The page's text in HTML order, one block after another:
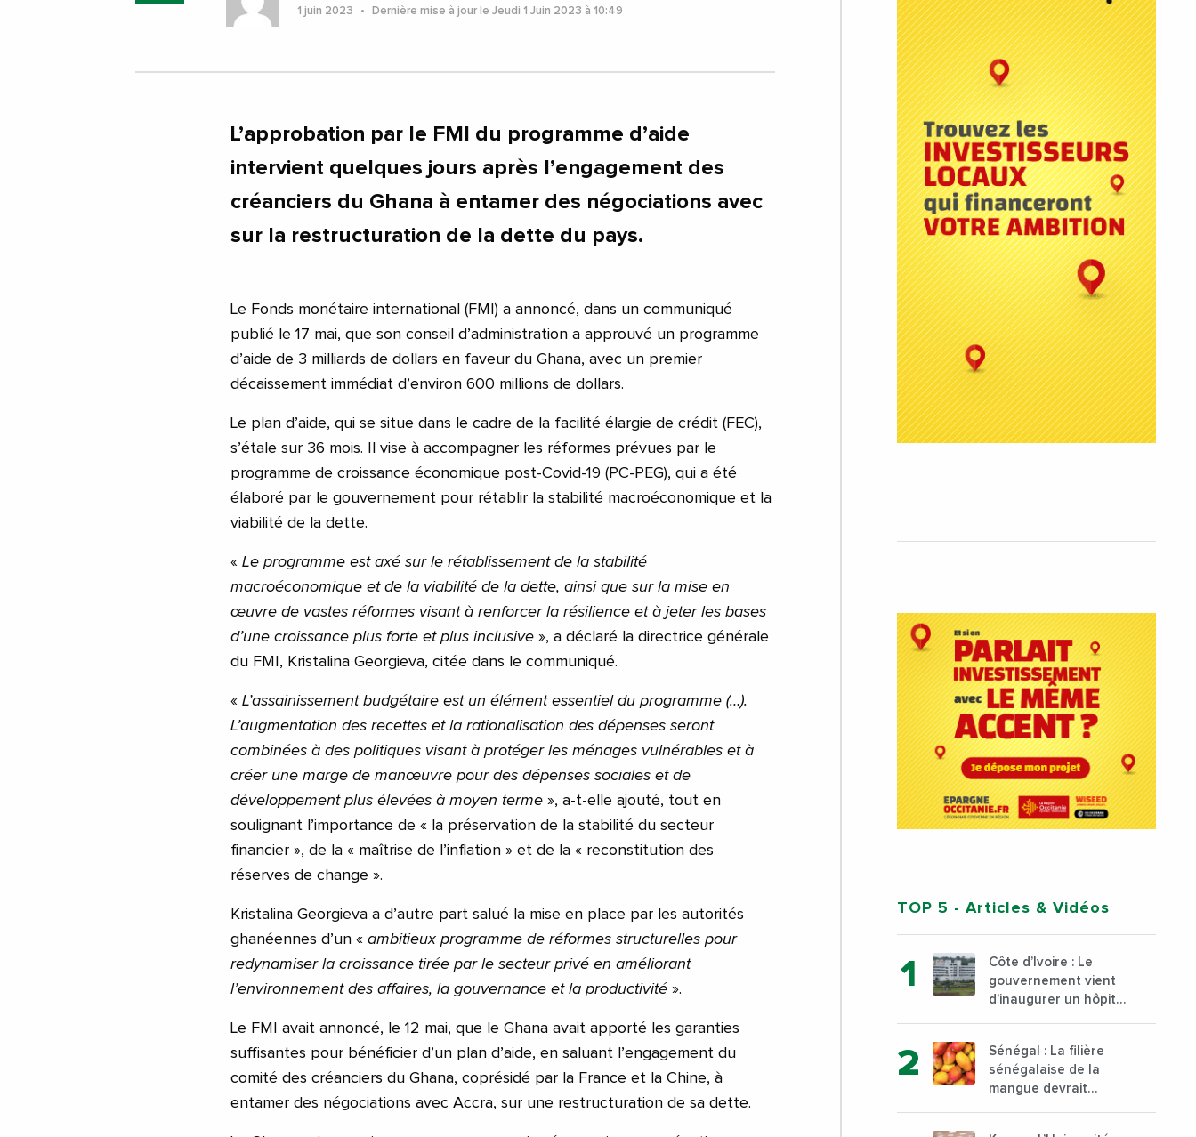
1 juin 2023 Dernière mise à jour le Jeudi 1 Juin 2023 à 10:49
L’approbation par le FMI du programme d’aide
intervient quelques jours après l’engagement des
créanciers du Ghana à entamer des négociations avec
sur la restructuration de la dette du pays.
Le Fonds monétaire international (FMI) a annoncé, dans un communiqué
publié le 17 mai, que son conseil d’administration a approuvé un programme
d’aide de 3 milliards de dollars en faveur du Ghana, avec un premier
décaissement immédiat d’environ 600 millions de dollars.
Le plan d’aide, qui se situe dans le cadre de la facilité élargie de crédit (FEC),
s’étale sur 36 mois. Il vise à accompagner les réformes prévues par le
programme de croissance économique post-Covid-19 (PC-PEG), qui a été
élaboré par le gouvernement pour rétablir la stabilité macroéconomique et la
viabilité de la dette.
« Le programme est axé sur le rétablissement de la stabilité
macroéconomique et de la viabilité de la dette, ainsi que sur la mise en
œuvre de vastes réformes visant à renforcer la résilience et à jeter les bases
d’une croissance plus forte et plus inclusive », a déclaré la directrice générale
du FMI, Kristalina Georgieva, citée dans le communiqué.
« L’assainissement budgétaire est un élément essentiel du programme (…).
L’augmentation des recettes et la rationalisation des dépenses seront
combinées à des politiques visant à protéger les ménages vulnérables et à
créer une marge de manœuvre pour des dépenses sociales et de
développement plus élevées à moyen terme », a-t-elle ajouté, tout en
soulignant l’importance de « la préservation de la stabilité du secteur
financier », de la « maîtrise de l’inflation » et de la « reconstitution des
réserves de change ».
Kristalina Georgieva a d’autre part salué la mise en place par les autorités
ghanéennes d’un « ambitieux programme de réformes structurelles pour
redynamiser la croissance tirée par le secteur privé en améliorant
l’environnement des affaires, la gouvernance et la productivité ».
Le FMI avait annoncé, le 12 mai, que le Ghana avait apporté les garanties
suffisantes pour bénéficier d’un plan d’aide, en saluant l’engagement du
comité des créanciers du Ghana, coprésidé par la France et la Chine, à
entamer des négociations avec Accra, sur une restructuration de sa dette.
TOP 5 - Articles & Vidéos
Côte d’Ivoire : Le
gouvernement vient
d’inaugurer un hôpital
au sud du pays
Sénégal : La filière
sénégalaise de la
mangue devrait